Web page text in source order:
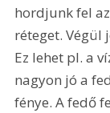
hordjunk fel
réteget. Végül
Ez lehet pl. a
nagyon jó a
fénye. A fedő